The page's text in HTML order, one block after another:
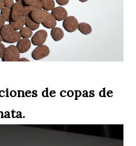
de copas de